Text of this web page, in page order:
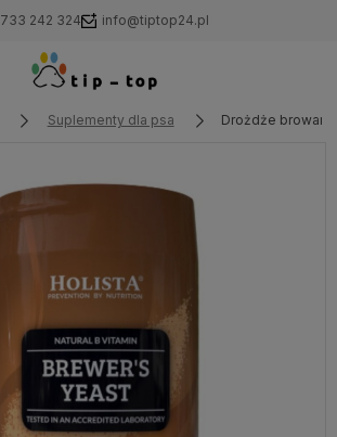
733 242 324 info@tiptop24.pl
Suplementy dla psa Drożdże